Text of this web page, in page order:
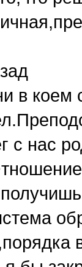
в коем
с нас